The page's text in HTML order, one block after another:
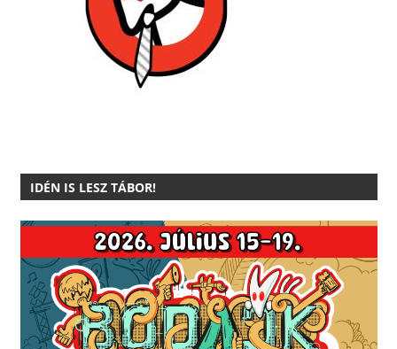
IDÉN IS LESZ TÁBOR!